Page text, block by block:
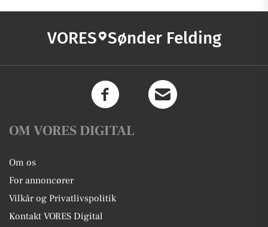
VORES Sønder Felding
OM VORES DIGITAL
Om os
For annoncører
Vilkår og Privatlivspolitik
Kontakt VORES Digital